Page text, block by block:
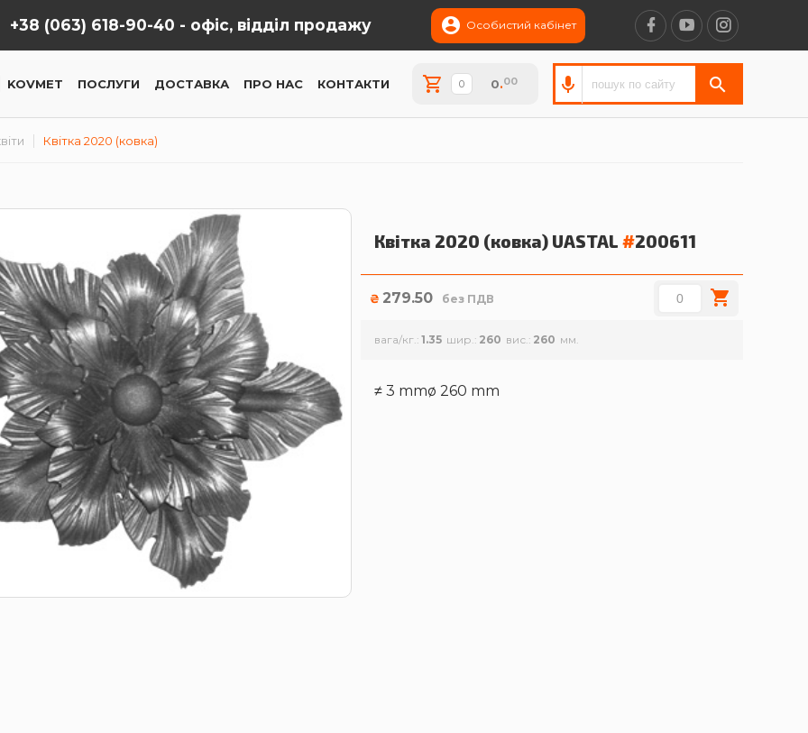
+38 (063) 618-90-40 - офіс, відділ продажу Особистий кабінет
KOVMET ПОСЛУГИ ДОСТАВКА ПРО НАС КОНТАКТИ 0.00
Квітка 2020 (ковка)
Квітка 2020 (ковка) UASTAL #200611
₴ 279.50 без ПДВ
вага/кг. 1.35 шир. 260 вис. 260
≠ 3 mmø 260 mm